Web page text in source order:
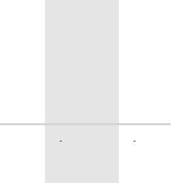
- -